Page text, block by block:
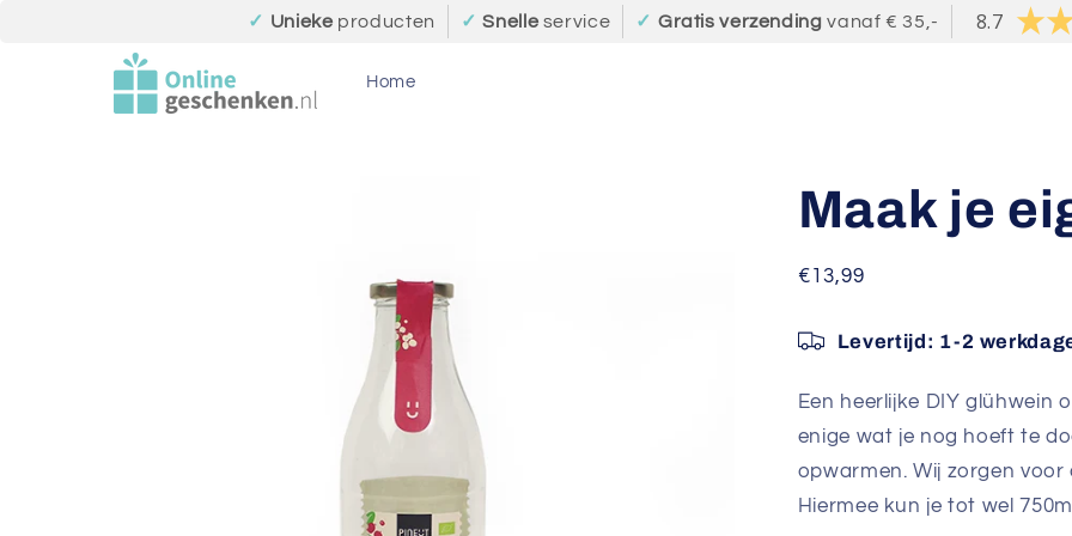
✓ Unieke producten ✓ Snelle service ✓ Gratis verzending vanaf € 35,- 8.7
Home
Maak je
Normale
€13,99
Levertijd: 1-2
Een heerlijke DIY glühwein
enige wat je nog hoeft te
opwarmen. Wij zorgen
Hiermee kun je tot wel